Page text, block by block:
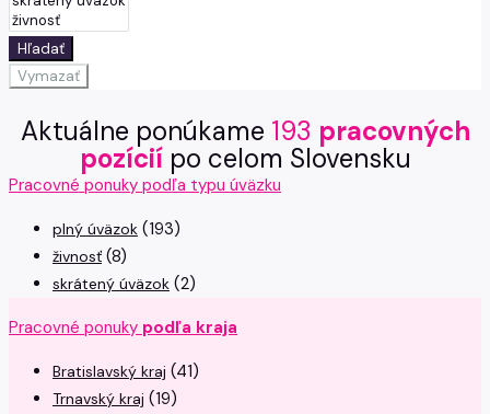
Hľadať
Vymazať
Aktuálne ponúkame 193 pracovných
pozícií po celom Slovensku
Pracovné ponuky podľa typu úväzku
plný úväzok (193)
živnosť (8)
skrátený úväzok (2)
Pracovné ponuky podľa kraja
Bratislavský kraj (41)
Trnavský kraj (19)